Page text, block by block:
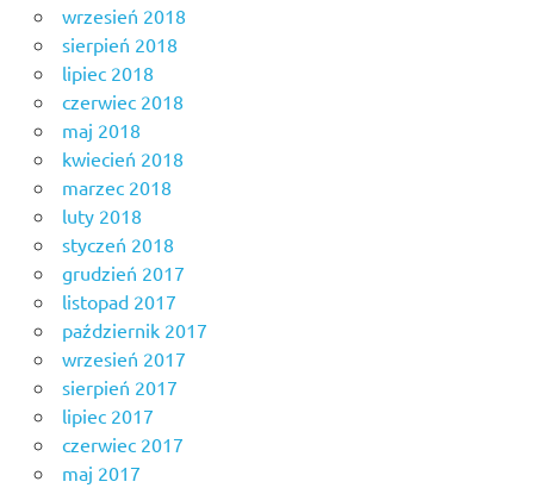
wrzesień 2018
sierpień 2018
lipiec 2018
czerwiec 2018
maj 2018
kwiecień 2018
marzec 2018
luty 2018
styczeń 2018
grudzień 2017
listopad 2017
październik 2017
wrzesień 2017
sierpień 2017
lipiec 2017
czerwiec 2017
maj 2017